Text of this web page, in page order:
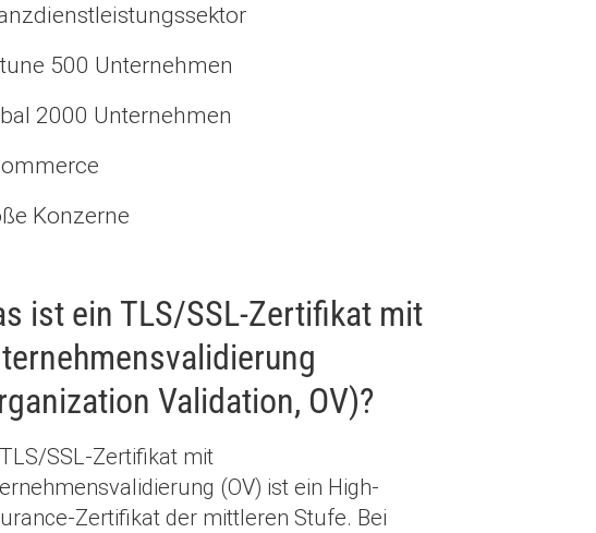
500 Unternehmen
2000 Unternehmen
Konzerne
ist ein TLS/SSL-Zertifikat mit
Validation, OV)?
SSL-Zertifikat mit
(OV) ist ein High-
Zertifikat der mittleren Stufe. Bei